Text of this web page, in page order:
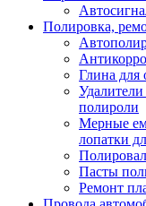
Полировка,
Глина для
полироли
Мерные
лопатки
Пасты
Ремонт